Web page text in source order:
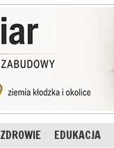
ZDROWIE EDUKACJA